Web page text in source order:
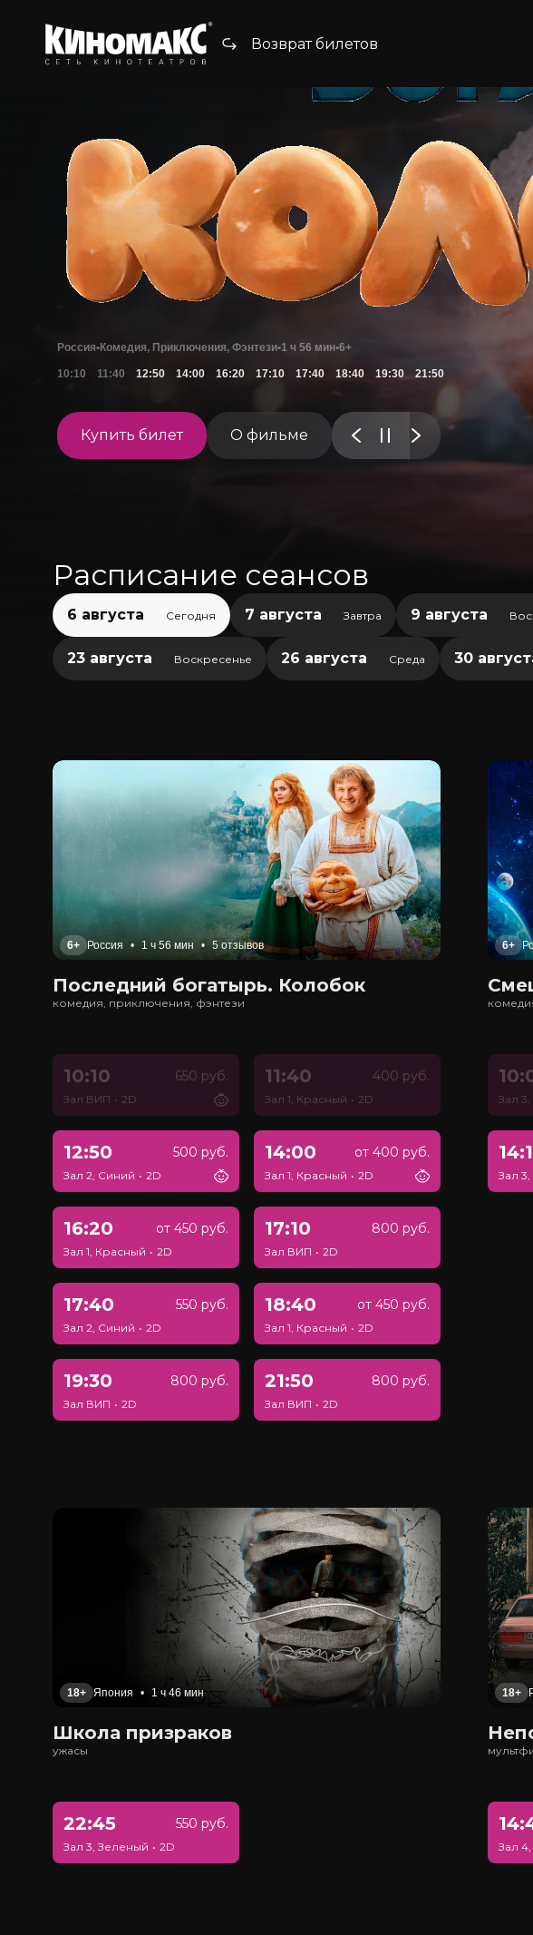
Возврат билетов
Россия•Комедия, Приключения, Фэнтези•1 ч 56 мин•6+
10:10 11:40 12:50 14:00 16:20 17:10 17:40 18:40 19:30 21:50
Купить билет О фильме
Расписание сеансов
6 августа Сегодня 7 августа Завтра 9 августа
23 августа Воскресенье 26 августа Среда 30
6+ Россия • 1 ч 56 мин • 5 отзывов
Последний богатырь. Колобок
комедия, приключения, фэнтези
10:10 650 руб.
Зал ВИП • 2D
11:40 400 руб.
Зал 1, Красный • 2D
12:50 500 руб.
Зал 2, Синий • 2D
14:00 от 400 руб.
Зал 1, Красный • 2D
16:20 от 450 руб.
Зал 1, Красный • 2D
17:10 800 руб.
Зал ВИП • 2D
17:40 550 руб.
Зал 2, Синий • 2D
18:40 от 450 руб.
Зал 1, Красный • 2D
19:30 800 руб.
Зал ВИП • 2D
21:50 800 руб.
Зал ВИП • 2D
6+
Зал
Зал
18+ Япония • 1 ч 46 мин
Школа призраков
ужасы
22:45 550 руб.
Зал 3, Зеленый • 2D
18+
Зал